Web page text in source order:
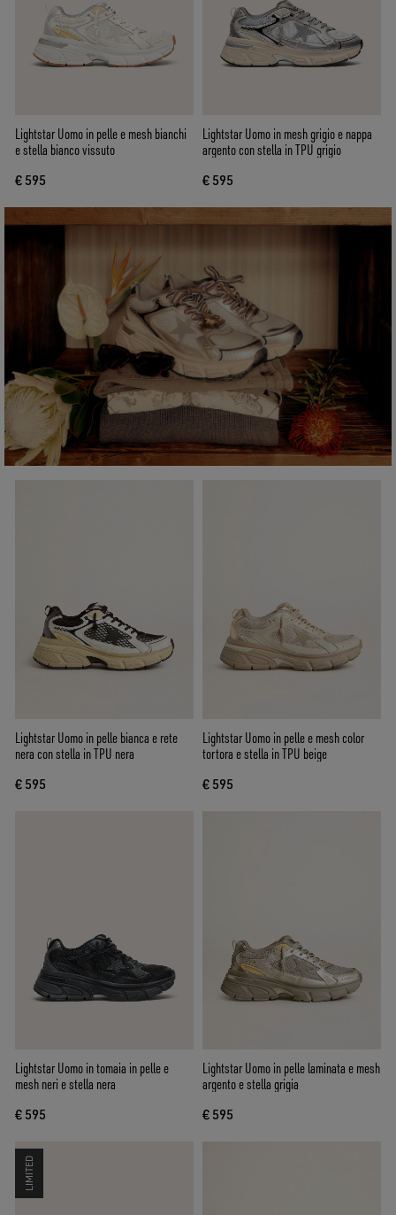
Lightstar Uomo in pelle e mesh bianchi
e stella bianco vissuto
€ 595
Lightstar Uomo in mesh grigio e nappa
argento con stella in TPU grigio
€ 595
Lightstar Uomo in pelle bianca e rete
nera con stella in TPU nera
€ 595
Lightstar Uomo in pelle e mesh color
tortora e stella in TPU beige
€ 595
Lightstar Uomo in tomaia in pelle e
mesh neri e stella nera
€ 595
Lightstar Uomo in pelle laminata e mesh
argento e stella grigia
€ 595
LIMITED